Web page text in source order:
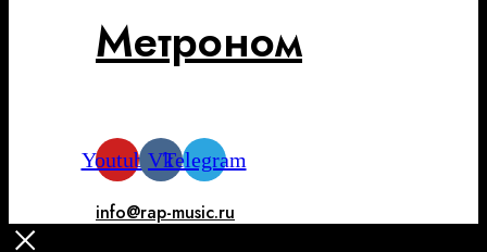
Метроном
YoutubeVkTelegram
info@rap-music.ru